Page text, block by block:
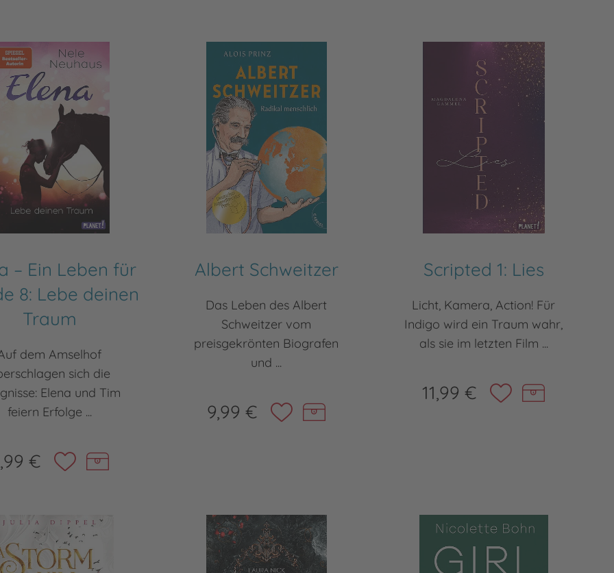
– Ein Leben für
8: Lebe deinen
Traum
dem Amselhof
sich die
Elena und Tim
feiern Erfolge ...
€
Albert Schweitzer
Das Leben des Albert
Schweitzer vom
preisgekrönten Biografen
und ...
9,99 €
Scripted 1: Lies
Licht, Kamera, Action! Für
Indigo wird ein Traum wahr,
als sie im letzten Film ...
11,99 €